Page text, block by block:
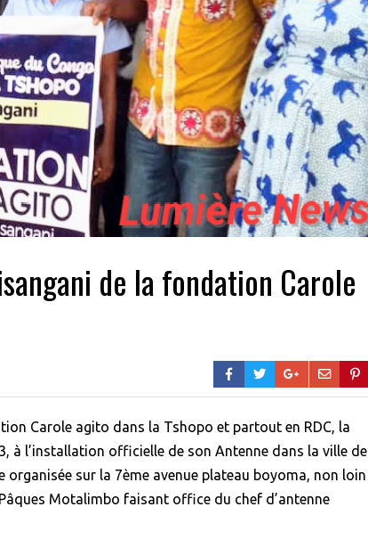
de la fondation Carole
Carole agito dans la Tshopo et partout en RDC, la
à l’installation officielle de son Antenne dans la ville de
organisée sur la 7ème avenue plateau boyoma, non loin
Motalimbo faisant office du chef d’antenne